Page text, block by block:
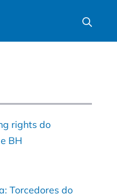
rights do
BH
Torcedores do